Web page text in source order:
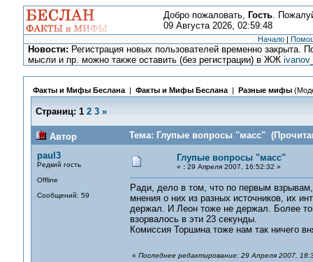
Добро пожаловать, Гость.
09 Августа 2026, 02:59:48
Начало |
Новости: Регистрация новых пользователей временно закрыта.
мысли и пр. можно также оставить (без регистрации) в ЖЖ
Факты и Мифы Беслана| Факты и Мифы Беслана| Разные мифы
Страниц: 1 2 3 »
Автор
Тема: Глупые вопросы "масс"
paul3
Редкий гость
Offline
Сообщений: 59
Глупые вопросы "масс"
« :29 Апреля 2007, 16:52:32 »
Ради, дело в том, что по первым
мнения о них из разных источников, их
держал. И Леон тоже не держал. Более
взорвалось в эти 23 секунды.
Комиссия Торшина тоже нам так ничего
« Последнее редактирование: 29 Апреля 2007,